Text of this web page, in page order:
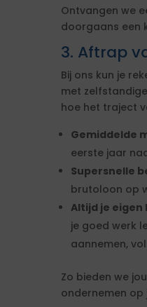
Ontvangen we
doorgaans een
3. Aftrap
Bij ons kun je
met
hoe het traject
Gemiddelde
eerste jaar
Supersnelle
brutoloon op
Altijd je eigen
je goed werk
aannemen,
Zo bieden we
ondernemen op